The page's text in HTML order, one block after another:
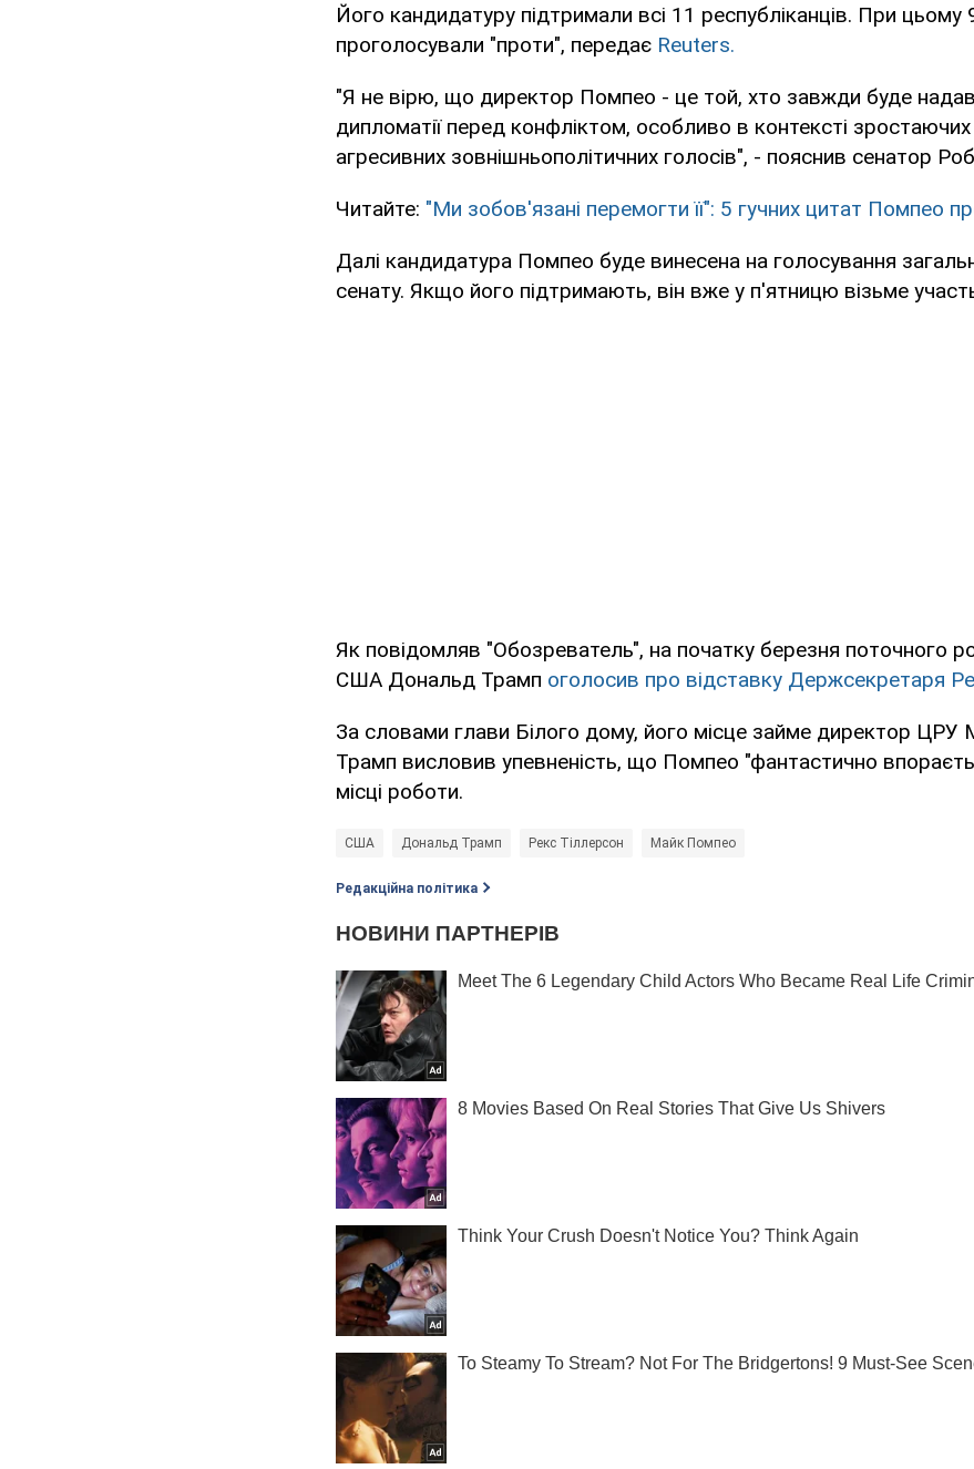
Його кандидатуру підтримали всі 11 республіканців. При цьому
проголосували "проти", передає Reuters.
"Я не вірю, що директор Помпео - це той, хто завжди буде
дипломатії перед конфліктом, особливо в контексті
агресивних зовнішньополітичних голосів", - пояснив сенатор
Читайте: "Ми зобов'язані перемогти її": 5 гучних цитат Помпео
Далі кандидатура Помпео буде винесена на голосування
сенату. Якщо його підтримають, він вже у п'ятницю візьме
Як повідомляв "Обозреватель", на початку березня поточного
США Дональд Трамп оголосив про відставку Держсекретаря
За словами глави Білого дому, його місце займе директор
Трамп висловив упевненість, що Помпео "фантастично
місці роботи.
США Дональд Трамп Рекс Тіллерсон Майк Помпео
Редакційна політика